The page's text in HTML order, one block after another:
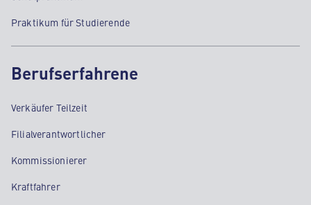
Praktikum für Studierende
Berufserfahrene
Verkäufer Teilzeit
Filialverantwortlicher
Kommissionierer
Kraftfahrer